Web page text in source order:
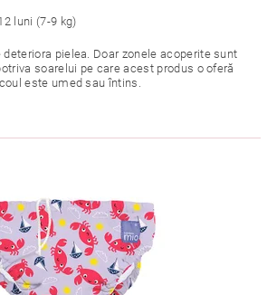
luni (7-9 kg)
pielea. Doar zonele acoperite sunt
soarelui pe care acest produs o oferă
este umed sau întins.